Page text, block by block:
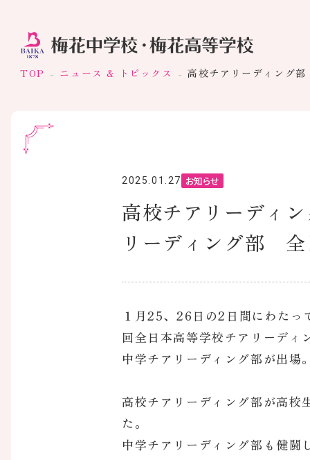
TOP ニュース & トピックス 高校チアリーディング
2025.01.27 お知らせ
高校チアリーディ
リーディング部
１月25、26日の2日間にわた
回全日本高等学校チアリーデ
中学チアリーディング部が出場
高校チアリーディング部が高校
た。
中学チアリーディング部も健闘